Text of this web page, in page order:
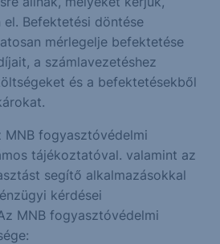
Befektetési döntése
mérlegelje befektetése
a számlavezetéshez
és a befektetésekből
MNB fogyasztóvédelmi
tájékoztatóval. valamint az
segítő alkalmazásokkal
kérdései
MNB fogyasztóvédelmi